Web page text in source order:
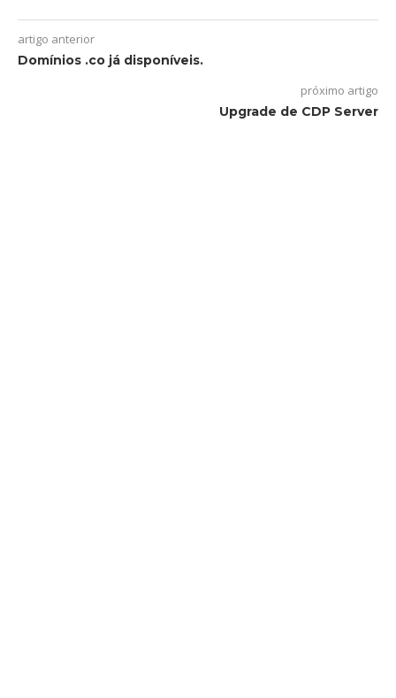
artigo anterior
Domínios .co já disponíveis.
próximo artigo
Upgrade de CDP Server